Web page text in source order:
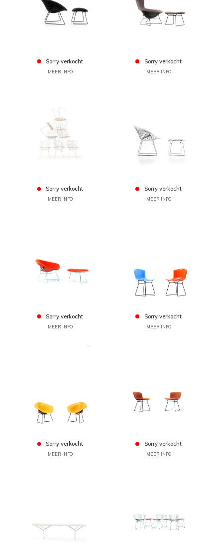
Sorry verkocht
MEER INFO
Sorry verkocht
MEER INFO
Sorry verkocht
MEER INFO
Sorry verkocht
MEER INFO
Sorry verkocht
MEER INFO
Sorry verkocht
MEER INFO
Sorry verkocht
MEER INFO
Sorry verkocht
MEER INFO